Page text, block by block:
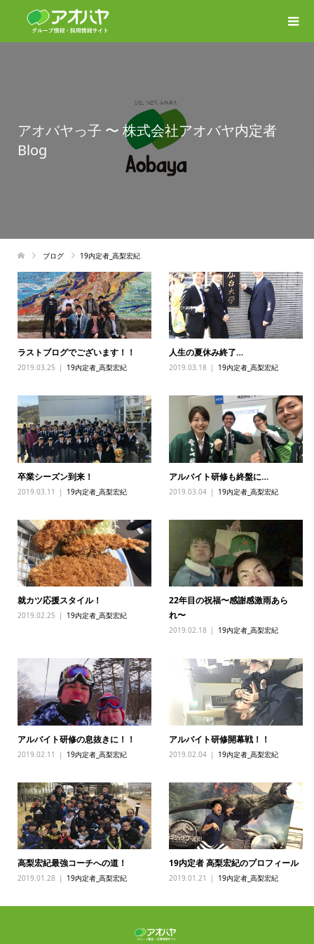
アオバヤっ子 〜 株式会社アオバヤ内定者
Blog
ブログ 19内定者_高梨宏紀
ラストブログでございます！！
2019.03.25 19内定者_高梨宏紀
人生の夏休み終了…
2019.03.18 19内定者_高梨宏紀
卒業シーズン到来！
2019.03.11 19内定者_高梨宏紀
アルバイト研修も終盤に…
2019.03.04 19内定者_高梨宏紀
就カツ応援スタイル！
2019.02.25 19内定者_高梨宏紀
22年目の祝福〜感謝感激雨あら
れ〜
2019.02.18 19内定者_高梨宏紀
アルバイト研修の息抜きに！！
2019.02.11 19内定者_高梨宏紀
アルバイト研修開幕戦！！
2019.02.04 19内定者_高梨宏紀
高梨宏紀最強コーチへの道！
2019.01.28 19内定者_高梨宏紀
19内定者 高梨宏紀のプロフィール
2019.01.21 19内定者_高梨宏紀